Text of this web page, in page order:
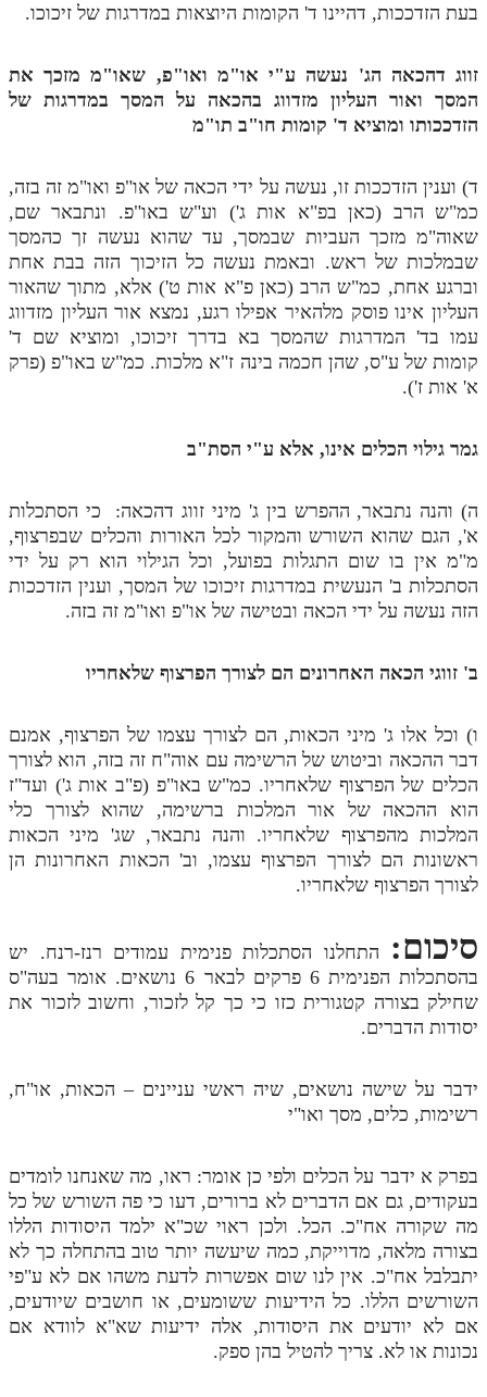
בעת הזדככות, דהיינו ד' הקומות היוצאות במדרגות של זיכוכו.
זווג דהכאה הג' נעשה ע"י או"מ ואו"פ, שאו"מ מזכך את
המסך ואור העליון מזדווג בהכאה על המסך במדרגות של
הזדככותו ומוציא ד' קומות חו"ב תו"מ
ד) וענין הזדככות זו, נעשה על ידי הכאה של או"פ ואו"מ זה בזה,
כמ"ש הרב (כאן בפ"א אות ג') וע"ש באו"פ. ונתבאר שם,
שאוה"מ מזכך העביות שבמסך, עד שהוא נעשה זך כהמסך
שבמלכות של ראש. ובאמת נעשה כל הזיכוך הזה בבת אחת
וברגע אחת, כמ"ש הרב (כאן פ"א אות ט') אלא, מתוך שהאור
העליון אינו פוסק מלהאיר אפילו רגע, נמצא אור העליון מזדווג
עמו בד' המדרגות שהמסך בא בדרך זיכוכו, ומוציא שם ד'
קומות של ע"ס, שהן חכמה בינה ז"א מלכות. כמ"ש באו"פ (פרק
א' אות ז').
גמר גילוי הכלים אינו, אלא ע"י הסת"ב
ה) והנה נתבאר, ההפרש בין ג' מיני זווג דהכאה: כי הסתכלות
א', הגם שהוא השורש והמקור לכל האורות והכלים שבפרצוף,
מ"מ אין בו שום התגלות בפועל, וכל הגילוי הוא רק על ידי
הסתכלות ב' הנעשית במדרגות זיכוכו של המסך, וענין הזדככות
הזה נעשה על ידי הכאה ובטישה של או"פ ואו"מ זה בזה.
ב' זווגי הכאה האחרונים הם לצורך הפרצוף שלאחריו
ו) וכל אלו ג' מיני הכאות, הם לצורך עצמו של הפרצוף, אמנם
דבר ההכאה וביטוש של הרשימה עם אוה"ח זה בזה, הוא לצורך
הכלים של הפרצוף שלאחריו. כמ"ש באו"פ (פ"ב אות ג') ועד"ז
הוא ההכאה של אור המלכות ברשימה, שהוא לצורך כלי
המלכות מהפרצוף שלאחריו. והנה נתבאר, שג' מיני הכאות
ראשונות הם לצורך הפרצוף עצמו, וב' הכאות האחרונות הן
לצורך הפרצוף שלאחריו.
סיכום: התחלנו הסתכלות פנימית עמודים רנז-רנח. יש
בהסתכלות הפנימית 6 פרקים לבאר 6 נושאים. אומר בעה"ס
שחילק בצורה קטגורית כזו כי כך קל לזכור, וחשוב לזכור את
יסודות הדברים.
ידבר על שישה נושאים, שיה ראשי עניינים – הכאות, או"ח,
רשימות, כלים, מסך ואו"י
בפרק א ידבר על הכלים ולפי כן אומר: ראו, מה שאנחנו לומדים
בעקודים, גם אם הדברים לא ברורים, דעו כי פה השורש של כל
מה שקורה אח"כ. הכל. ולכן ראוי שכ"א ילמד היסודות הללו
בצורה מלאה, מדוייקת, כמה שיעשה יותר טוב בהתחלה כך לא
יתבלבל אח"כ. אין לנו שום אפשרות לדעת משהו אם לא ע"פי
השורשים הללו. כל הידיעות ששומעים, או חושבים שיודעים,
אם לא יודעים את היסודות, אלה ידיעות שא"א לוודא אם
נכונות או לא. צריך להטיל בהן ספק.